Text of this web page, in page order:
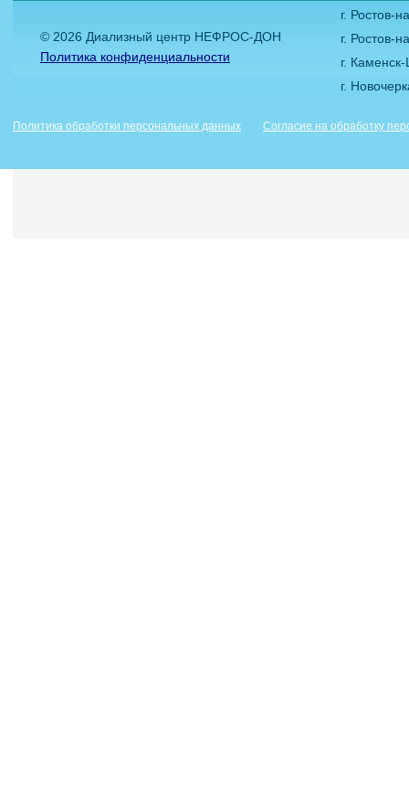
© 2026 Диализный центр НЕФРОС-ДОН
Политика конфиденциальности
г. Ростов-
г. Ростов-
г.
г.
Политика обработки персональных данных Согласие на обработку